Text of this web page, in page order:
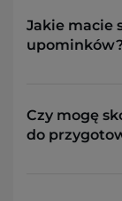
Jakie macie
Czy mogę
do